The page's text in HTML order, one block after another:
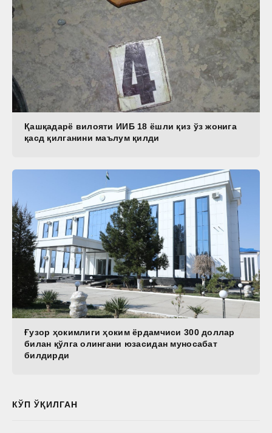
Қашқадарё вилояти ИИБ 18 ёшли қиз ўз жонига
қасд қилганини маълум қилди
Ғузор ҳокимлиги ҳоким ёрдамчиси 300 доллар
билан қўлга олингани юзасидан муносабат
билдирди
КЎП ЎҚИЛГАН